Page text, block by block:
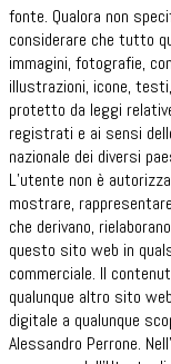
fonte. Qualora non
considerare che tutto
immagini, fotografie,
illustrazioni, icone,
protetto da leggi
registrati e ai sensi
nazionale dei diversi
L’utente non è
mostrare,
che derivano,
questo sito web in
commerciale. Il
qualunque altro sito
digitale a qualunque
Alessandro Perrone.